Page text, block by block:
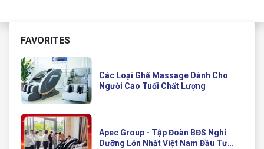
FAVORITES
Các Loại Ghế Massage Dành Cho
Người Cao Tuổi Chất Lượng
Apec Group - Tập Đoàn BĐS Nghỉ
Dưỡng Lớn Nhất Việt Nam Đầu Tư